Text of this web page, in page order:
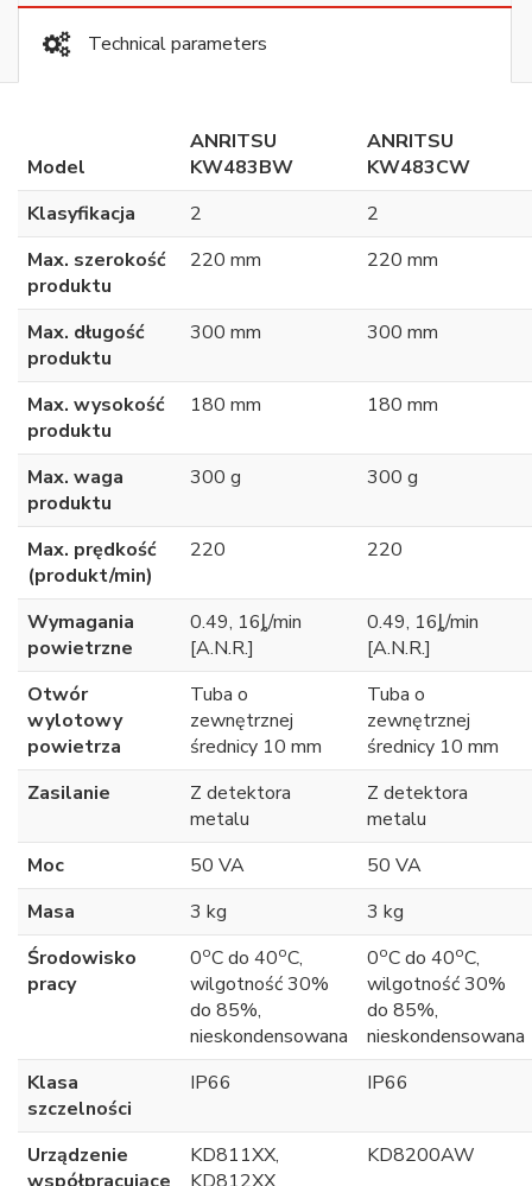
Technical parameters
Model
ANRITSU
KW483BW
ANRITSU
KW483CW
Klasyfikacja
2
2
Max. szerokość
produktu
220 mm 220 mm
Max. długość
produktu
300 mm 300 mm
Max. wysokość
produktu
180 mm 180 mm
Max. waga
produktu
300 g 300 g
Max. prędkość
(produkt/min)
220 220
Wymagania
powietrzne
0.49, 16ȴ/min
[A.N.R.]
0.49, 16ȴ/min
[A.N.R.]
Otwór
wylotowy
powietrza
Tuba o
zewnętrznej
średnicy 10 mm
Tuba o
zewnętrznej
średnicy 10 mm
Zasilanie
Z detektora
metalu
Z detektora
metalu
Moc
50 VA
50 VA
Masa
3 kg
3 kg
Środowisko
pracy
0oC do 40oC,
wilgotność 30%
do 85%,
nieskondensowana
0oC do 40oC,
wilgotność 30%
do 85%,
nieskondensowana
Klasa
szczelności
IP66 IP66
Urządzenie
KD811XX,
KD8200AW